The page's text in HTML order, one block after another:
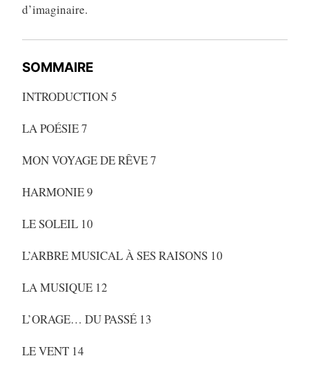
d’imaginaire.
SOMMAIRE
INTRODUCTION 5
LA POÉSIE 7
MON VOYAGE DE RÊVE 7
HARMONIE 9
LE SOLEIL 10
L’ARBRE MUSICAL À SES RAISONS 10
LA MUSIQUE 12
L’ORAGE… DU PASSÉ 13
LE VENT 14